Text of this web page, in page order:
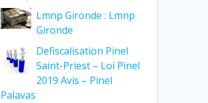
Lmnp Gironde : Lmnp
Gironde
Defiscalisation Pinel
Saint-Priest – Loi Pinel
2019 Avis – Pinel
Palavas